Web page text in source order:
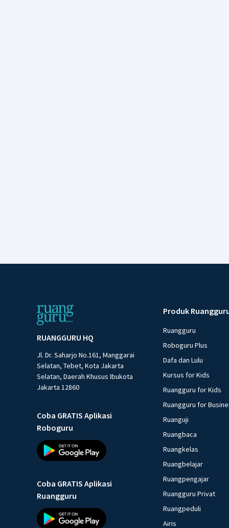
RUANGGURU HQ
Jl. Dr. Saharjo No.161, Manggarai
Selatan, Tebet, Kota Jakarta
Selatan, Daerah Khusus Ibukota
Jakarta 12860
Coba GRATIS Aplikasi
Roboguru
Coba GRATIS Aplikasi
Ruangguru
Produk
Ruangguru
Roboguru Plus
Dafa dan Lulu
Kursus for Kids
Ruangguru for Kids
Ruangguru for
Ruanguji
Ruangbaca
Ruangkelas
Ruangbelajar
Ruangpengajar
Ruangguru Privat
Ruangpeduli
Airis